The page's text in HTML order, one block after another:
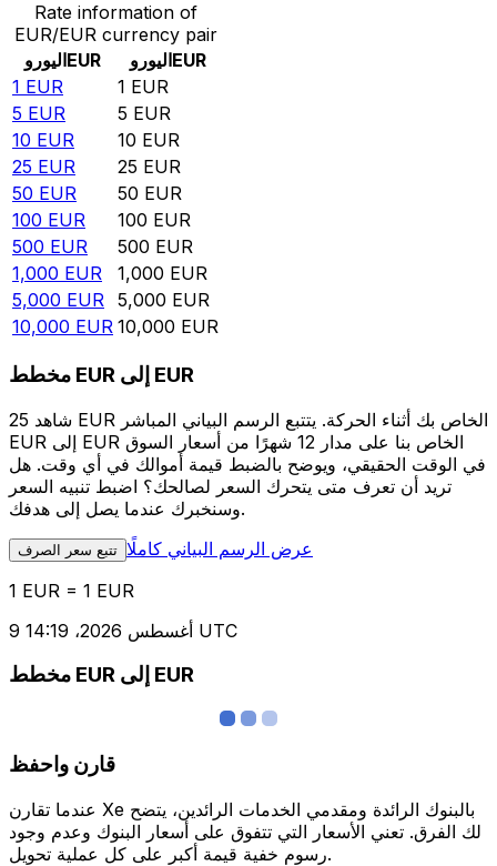
Rate information of
EUR/EUR currency pair
اليوروEUR اليوروEUR
1 EUR 1 EUR
5 EUR 5 EUR
10 EUR 10 EUR
25 EUR 25 EUR
50 EUR 50 EUR
100 EUR 100 EUR
500 EUR 500 EUR
1,000 EUR 1,000 EUR
5,000 EUR 5,000 EUR
10,000 EUR 10,000 EUR
مخطط EUR إلى EUR
شاهد 25 EUR الخاص بك أثناء الحركة. يتتبع الرسم البياني المباشر
EUR إلى EUR الخاص بنا على مدار 12 شهرًا من أسعار السوق
في الوقت الحقيقي، ويوضح بالضبط قيمة أموالك في أي وقت. هل
تريد أن تعرف متى يتحرك السعر لصالحك؟ اضبط تنبيه السعر
وسنخبرك عندما يصل إلى هدفك.
تتبع سعر الصرف عرض الرسم البياني كاملًا
1 EUR = 1 EUR
9 أغسطس 2026، 14:19 UTC
مخطط EUR إلى EUR
قارن واحفظ
عندما تقارن Xe بالبنوك الرائدة ومقدمي الخدمات الرائدين، يتضح
لك الفرق. تعني الأسعار التي تتفوق على أسعار البنوك وعدم وجود
رسوم خفية قيمة أكبر على كل عملية تحويل.